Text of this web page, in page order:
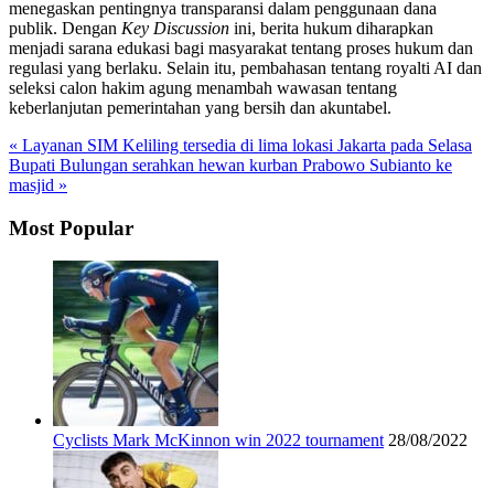
menegaskan pentingnya transparansi dalam penggunaan dana
publik. Dengan Key Discussion ini, berita hukum diharapkan
menjadi sarana edukasi bagi masyarakat tentang proses hukum dan
regulasi yang berlaku. Selain itu, pembahasan tentang royalti AI dan
seleksi calon hakim agung menambah wawasan tentang
keberlanjutan pemerintahan yang bersih dan akuntabel.
« Layanan SIM Keliling tersedia di lima lokasi Jakarta pada Selasa
Bupati Bulungan serahkan hewan kurban Prabowo Subianto ke
masjid »
Most Popular
Cyclists Mark McKinnon win 2022 tournament 28/08/2022